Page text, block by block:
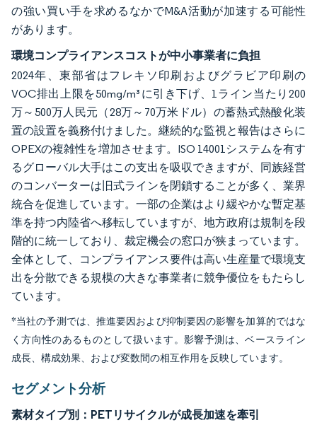
の強い買い手を求めるなかでM&A活動が加速する可能性
があります。
環境コンプライアンスコストが中小事業者に負担
2024年、東部省はフレキソ印刷およびグラビア印刷の
VOC排出上限を50mg/m³に引き下げ、1ライン当たり200
万～500万人民元（28万～70万米ドル）の蓄熱式熱酸化装
置の設置を義務付けました。継続的な監視と報告はさらに
OPEXの複雑性を増加させます。ISO 14001システムを有す
るグローバル大手はこの支出を吸収できますが、同族経営
のコンバーターは旧式ラインを閉鎖することが多く、業界
統合を促進しています。一部の企業はより緩やかな暫定基
準を持つ内陸省へ移転していますが、地方政府は規制を段
階的に統一しており、裁定機会の窓口が狭まっています。
全体として、コンプライアンス要件は高い生産量で環境支
出を分散できる規模の大きな事業者に競争優位をもたらし
ています。
*当社の予測では、推進要因および抑制要因の影響を加算的ではな
く方向性のあるものとして扱います。影響予測は、ベースライン
成長、構成効果、および変数間の相互作用を反映しています。
セグメント分析
素材タイプ別：PETリサイクルが成長加速を牽引